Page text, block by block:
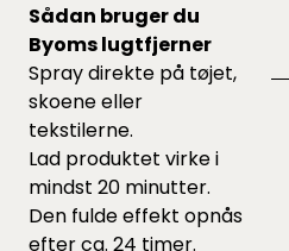
Sådan bruger du
Byoms lugtfjerner
Spray direkte på tøjet,
skoene eller
tekstilerne.
Lad produktet virke i
mindst 20 minutter.
Den fulde effekt opnås
efter ca. 24 timer.